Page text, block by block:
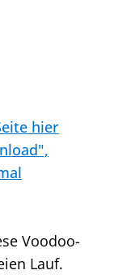
hier
Voodoo-
Lauf.